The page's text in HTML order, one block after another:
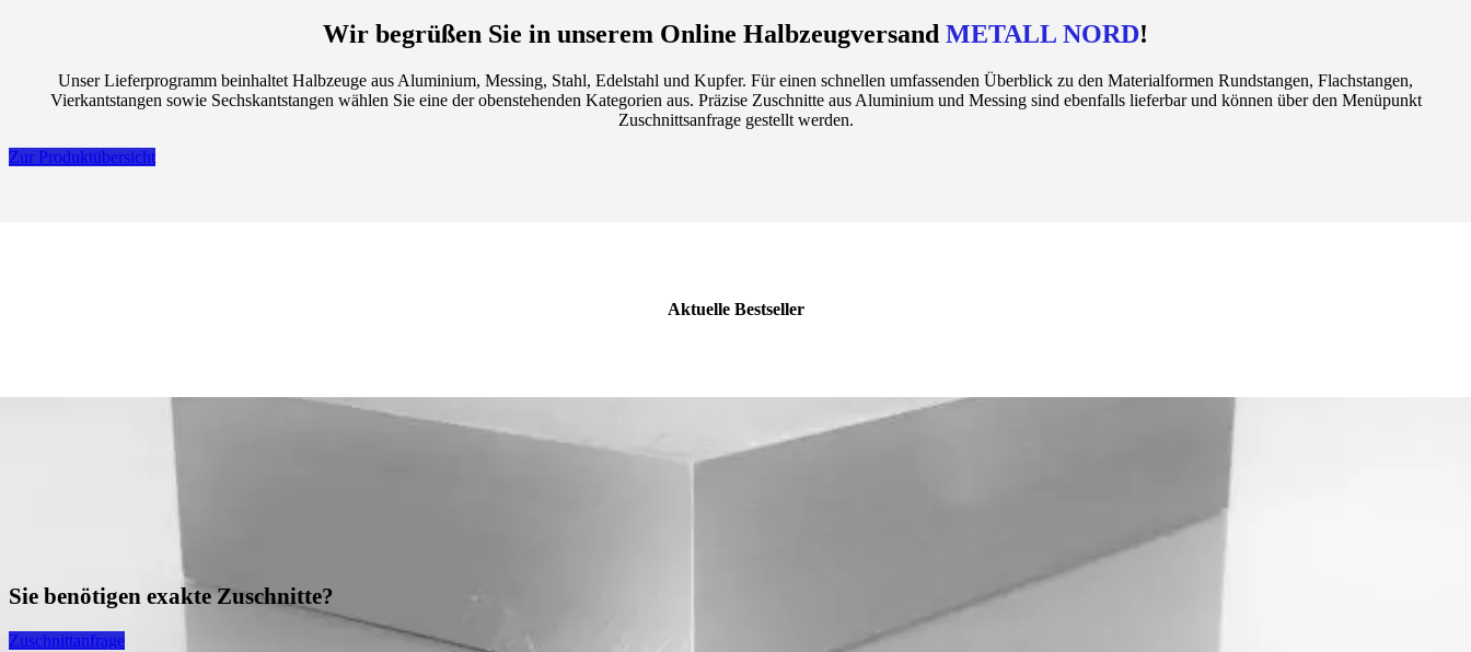
Wir begrüßen Sie in unserem Online Halbzeugversand METALL NORD!
Unser Lieferprogramm beinhaltet Halbzeuge aus Aluminium, Messing, Stahl, Edelstahl und Kupfer. Für einen schnellen umfassenden Überblick zu den Materialformen Rundstangen, Flachstangen,
Vierkantstangen sowie Sechskantstangen wählen Sie eine der obenstehenden Kategorien aus. Präzise Zuschnitte aus Aluminium und Messing sind ebenfalls lieferbar und können über den Menüpunkt
Zuschnittsanfrage gestellt werden.
Zur Produktübersicht
Aktuelle Bestseller
Sie benötigen exakte Zuschnitte?
Zuschnittanfrage